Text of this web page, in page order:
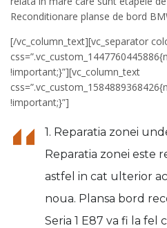
Reconditionare planse de bord
[/vc_column_text][vc_separator
!important;}”][vc_column_text
!important;}”]
1. Reparatia zonei
Reparatia zonei este
astfel in cat ulterior
noua. Plansa bord
Seria 1 E87 va fi la fel